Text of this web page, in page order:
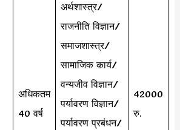
अधिकतम
40 वर्ष
अर्थशास्त्र/
राजनीति विज्ञान/
समाजशास्त्र/
सामाजिक कार्य/
वन्यजीव विज्ञान/
पर्यावरण विज्ञान/
पर्यावरण प्रबंधन/
42000
रु.